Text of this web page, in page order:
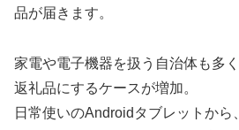
品が届きます。
家電や電子機器を扱う自治体も多
返礼品にするケースが増加。
日常使いのAndroidタブレットか